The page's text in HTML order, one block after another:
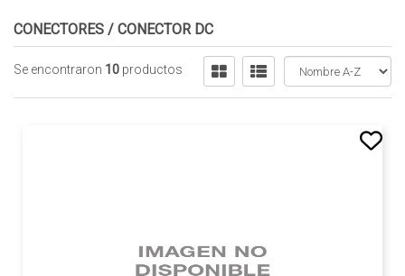
CONECTORES / CONECTOR DC
Se encontraron 10 productos